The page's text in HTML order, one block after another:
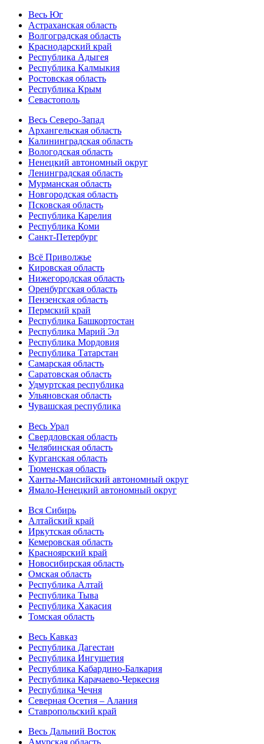
Весь Юг
Астраханская область
Волгоградская область
Краснодарский край
Республика Адыгея
Республика Калмыкия
Ростовская область
Республика Крым
Севастополь
Весь Северо-Запад
Архангельская область
Калининградская область
Вологодская область
Ненецкий автономный округ
Ленинградская область
Мурманская область
Новгородская область
Псковская область
Республика Карелия
Республика Коми
Санкт-Петербург
Всё Приволжье
Кировская область
Нижегородская область
Оренбургская область
Пензенская область
Пермский край
Республика Башкортостан
Республика Марий Эл
Республика Мордовия
Республика Татарстан
Самарская область
Саратовская область
Удмуртская республика
Ульяновская область
Чувашская республика
Весь Урал
Свердловская область
Челябинская область
Курганская область
Тюменская область
Ханты-Мансийский автономный округ
Ямало-Ненецкий автономный округ
Вся Сибирь
Алтайский край
Иркутская область
Кемеровская область
Красноярский край
Новосибирская область
Омская область
Республика Алтай
Республика Тыва
Республика Хакасия
Томская область
Весь Кавказ
Республика Дагестан
Республика Ингушетия
Республика Кабардино-Балкария
Республика Карачаево-Черкесия
Республика Чечня
Северная Осетия – Алания
Ставропольский край
Весь Дальний Восток
Амурская область